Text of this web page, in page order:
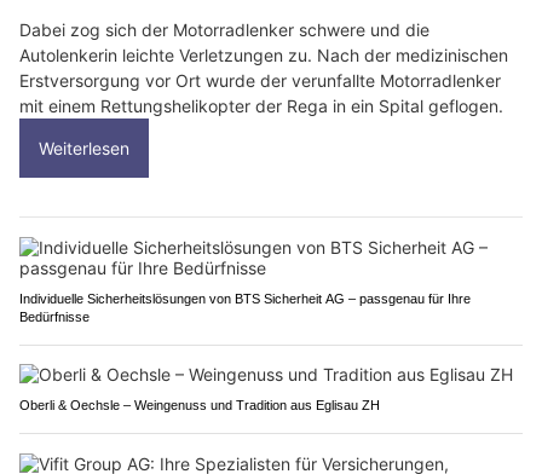
Dabei zog sich der Motorradlenker schwere und die
Autolenkerin leichte Verletzungen zu. Nach der medizinischen
Erstversorgung vor Ort wurde der verunfallte Motorradlenker
mit einem Rettungshelikopter der Rega in ein Spital geflogen.
Weiterlesen
Individuelle Sicherheitslösungen von BTS Sicherheit AG – passgenau für Ihre
Bedürfnisse
Oberli & Oechsle – Weingenuss und Tradition aus Eglisau ZH